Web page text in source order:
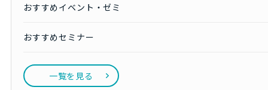
おすすめイベント・ゼミ
おすすめセミナー
一覧を見る